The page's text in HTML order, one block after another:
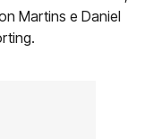
Martins e Daniel